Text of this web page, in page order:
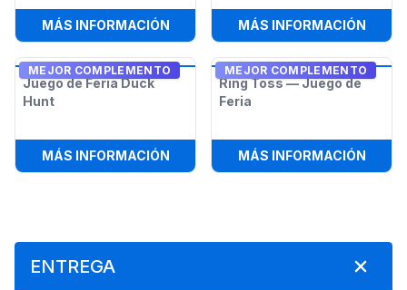
MÁS INFORMACIÓN: CAN SMASH - JUEGO DE
MÁS INFORMACIÓN:
MEJOR COMPLEMENTO
Juego de Feria Duck
Hunt
MÁS INFORMACIÓN: JUEGO DE FERIA DUCK HUNT
MEJOR COMPLEMENTO
Ring Toss — Juego de
Feria
MÁS INFORMACIÓN:
ENTREGA